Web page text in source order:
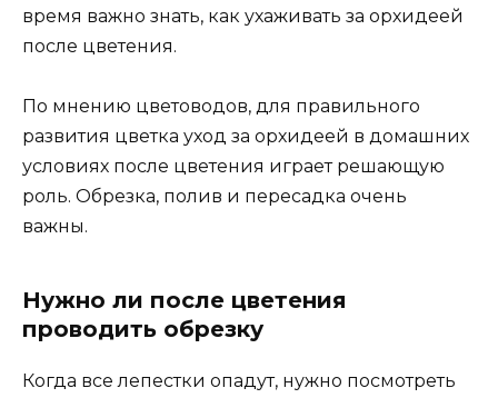
время важно знать, как ухаживать за орхидеей
после цветения.
По мнению цветоводов, для правильного
развития цветка уход за орхидеей в домашних
условиях после цветения играет решающую
роль. Обрезка, полив и пересадка очень
важны.
Нужно ли после цветения
проводить обрезку
Когда все лепестки опадут, нужно посмотреть